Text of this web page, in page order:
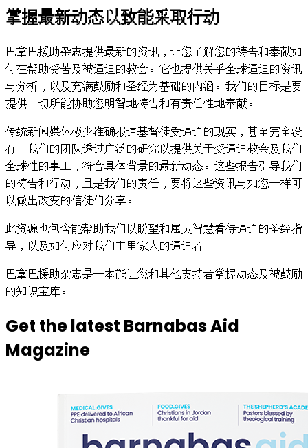
掌握最新动态以致能采取行动
巴拿巴援助杂志提供最新的资讯，让您了解您的祷告和奉献如
何在帮助受苦及被逼迫的教会。它也提供关乎全球逼迫的资讯
与分析，以及充满鼓励和圣经为基础的内涵。我们的目标是要
提供一切所能协助您明智地祷告和有责任性地奉献。
传统新闻媒体极少准确报道基督徒受逼迫的现实，甚至完全没
有。我们的团队透过广泛的研究以提供关于受逼迫教会及我们
全球性的事工，符合具体背景的最新动态。这些报告引导我们
的祷告和行动，且是我们的责任，要将这些资讯与如您一样可
以做出改变的信徒们分享。
此资源也包含能帮助我们以盼望和属灵智慧看待逼迫的圣经指
导，以及如何应对我们主里家人的逼迫者。
巴拿巴援助杂志是一本能让您和其他支持者掌握动态及被鼓励
的知识宝库。
Get the latest Barnabas Aid
Magazine